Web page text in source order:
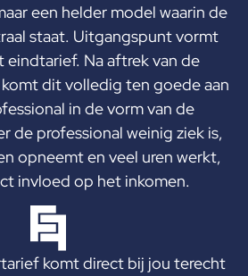
een helder model waarin de
staat. Uitgangspunt vormt
eindtarief. Na aftrek van de
dit volledig ten goede aan
in de vorm van de
de professional weinig ziek is,
opneemt en veel uren werkt,
invloed op het inkomen.
komt direct bij jou terecht